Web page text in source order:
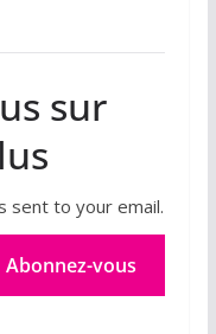
sur
sent to your email.
Abonnez-vous